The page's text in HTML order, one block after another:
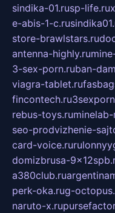
sindika-01.rusp-life.ru
e-abis-1-c.ru
store-brawlstars.ru
antenna-highly.ru
3-sex-porn.ruban-
viagra-tablet.ru
fincontech.ru
rebus-toys.ru
seo-prodvizhenie-
card-voice.ru
domizbrusa-
a380club.ru
perk-oka.rug-
naruto-x.ru